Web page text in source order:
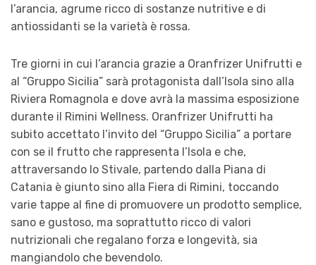
l’arancia, agrume ricco di sostanze nutritive e di
antiossidanti se la varietà è rossa.
Tre giorni in cui l’arancia grazie a Oranfrizer Unifrutti e
al “Gruppo Sicilia” sarà protagonista dall’Isola sino alla
Riviera Romagnola e dove avrà la massima esposizione
durante il Rimini Wellness. Oranfrizer Unifrutti ha
subito accettato l’invito del “Gruppo Sicilia” a portare
con se il frutto che rappresenta l’Isola e che,
attraversando lo Stivale, partendo dalla Piana di
Catania è giunto sino alla Fiera di Rimini, toccando
varie tappe al fine di promuovere un prodotto semplice,
sano e gustoso, ma soprattutto ricco di valori
nutrizionali che regalano forza e longevità, sia
mangiandolo che bevendolo.